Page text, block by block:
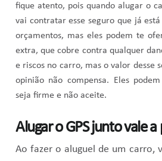
fique atento, pois quando alugar o
vai contratar esse seguro que já
orçamentos, mas eles podem te
extra, que cobre contra qualquer
e riscos no carro, mas o valor desse
opinião não compensa. Eles
seja firme e não aceite.
Alugar o GPS junto vale a
Ao fazer o aluguel de um carro,